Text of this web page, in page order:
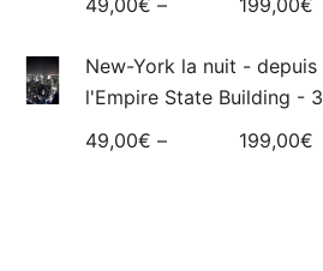
New-York la nuit - depuis
l'Empire State Building - 3
49,00€ – 199,00€